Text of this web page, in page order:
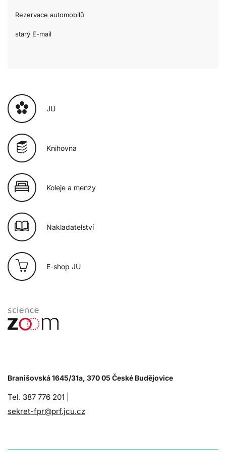
Rezervace automobilů
starý E-mail
JU
Knihovna
Koleje a menzy
Nakladatelství
E-shop JU
Branišovská 1645/31a, 370 05 České Budějovice
Tel. 387 776 201 |
sekret-fpr@prf.jcu.cz